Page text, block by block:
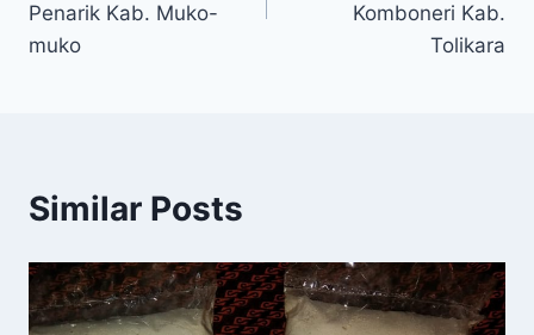
Penarik Kab. Muko-
muko
Komboneri Kab.
Tolikara
Similar Posts